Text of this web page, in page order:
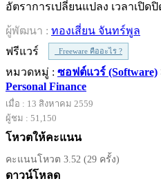
อัตราการเปลี่ยนแปลง เวลาเปิด
ผู้พัฒนา : ทองเสี่ยน จันทร์พูล
ฟรีแวร์
Freeware คืออะไร ?
หมวดหมู่ : ซอฟต์แวร์ (Software)
Personal Finance
เมื่อ : 13 สิงหาคม 2559
ผู้ชม : 51,150
โหวตให้คะแนน
คะแนนโหวต 3.52 (29 ครั้ง)
ดาวน์โหลด